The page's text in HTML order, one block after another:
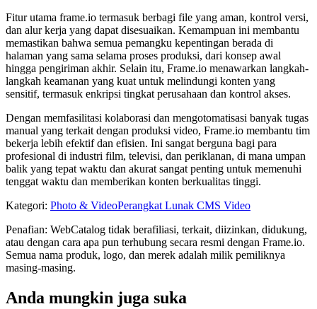
Fitur utama frame.io termasuk berbagi file yang aman, kontrol versi,
dan alur kerja yang dapat disesuaikan. Kemampuan ini membantu
memastikan bahwa semua pemangku kepentingan berada di
halaman yang sama selama proses produksi, dari konsep awal
hingga pengiriman akhir. Selain itu, Frame.io menawarkan langkah-
langkah keamanan yang kuat untuk melindungi konten yang
sensitif, termasuk enkripsi tingkat perusahaan dan kontrol akses.
Dengan memfasilitasi kolaborasi dan mengotomatisasi banyak tugas
manual yang terkait dengan produksi video, Frame.io membantu tim
bekerja lebih efektif dan efisien. Ini sangat berguna bagi para
profesional di industri film, televisi, dan periklanan, di mana umpan
balik yang tepat waktu dan akurat sangat penting untuk memenuhi
tenggat waktu dan memberikan konten berkualitas tinggi.
Kategori: Photo & VideoPerangkat Lunak CMS Video
Penafian: WebCatalog tidak berafiliasi, terkait, diizinkan, didukung,
atau dengan cara apa pun terhubung secara resmi dengan Frame.io.
Semua nama produk, logo, dan merek adalah milik pemiliknya
masing-masing.
Anda mungkin juga suka